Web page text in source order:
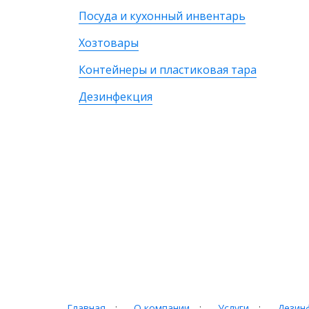
Посуда и кухонный инвентарь
Хозтовары
Контейнеры и пластиковая тара
Дезинфекция